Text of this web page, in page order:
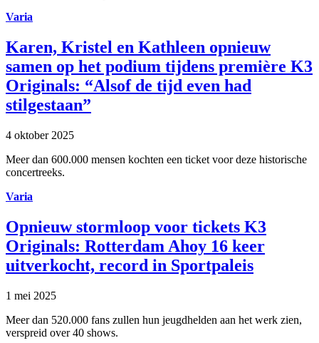
Varia
Karen, Kristel en Kathleen opnieuw
samen op het podium tijdens première K3
Originals: “Alsof de tijd even had
stilgestaan”
4 oktober 2025
Meer dan 600.000 mensen kochten een ticket voor deze historische
concertreeks.
Varia
Opnieuw stormloop voor tickets K3
Originals: Rotterdam Ahoy 16 keer
uitverkocht, record in Sportpaleis
1 mei 2025
Meer dan 520.000 fans zullen hun jeugdhelden aan het werk zien,
verspreid over 40 shows.